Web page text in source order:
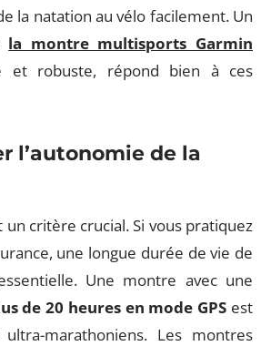
la natation au vélo facilement. Un
la montre multisports Garmin
et robuste, répond bien à ces
l’autonomie de la
un critère crucial. Si vous pratiquez
une longue durée de vie de
Une montre avec une
de 20 heures en mode GPS est
marathoniens. Les montres